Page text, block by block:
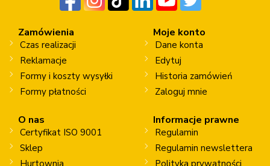
Zamówienia
Czas realizacji
Reklamacje
Formy i koszty wysyłki
Formy płatności
Moje konto
Dane konta
Edytuj
Historia zamówień
Zaloguj mnie
O nas
Certyfikat ISO 9001
Sklep
Informacje prawne
Regulamin
Regulamin newslettera